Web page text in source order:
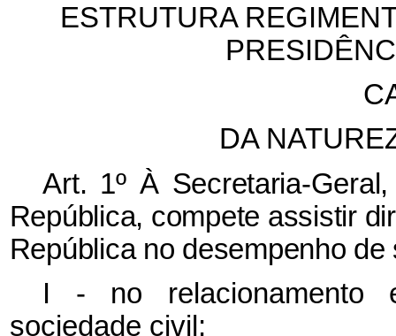
ESTRUTURA
DA
Art. 1º À Secretaria-
República, compete assistir
República no desempenho
I - no relacionamento
sociedade civil;